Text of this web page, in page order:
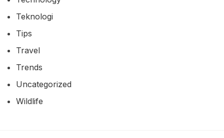
Teknologi
Tips
Travel
Trends
Uncategorized
Wildlife